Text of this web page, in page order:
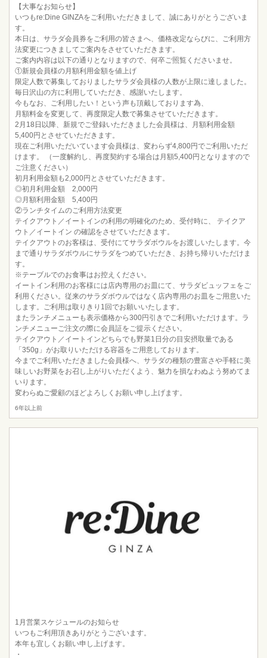
【大事なお知らせ】
いつもre:Dine GINZAをご利用いただきまして、誠にありがとうございま
す。
本日は、サラダ会員券をご利用の皆さまへ、価格改定ならびに、ご利用方
法変更につきましてご案内をさせていただきます。
ご案内内容は以下の通りとなりますので、何卒ご照覧くださいませ。
①新規会員様の月額利用金額を値上げ
限定人数で募集しておりましたサラダ会員様の人数が上限に達しました。
毎日沢山の方に利用していただき、感謝いたします。
今もなお、ご利用したい！という声も頂戴しております為、
月額料金を変更して、再度限定人数で募集させていただきます。
2月18日以降、新規でご登録いただきました会員様は、月額利用金額
5,400円とさせていただきます。
現在ご利用いただいています会員様は、変わらず4,800円でご利用いただ
けます。 （一度解約し、再度契約する場合は月額5,400円となりますので
ご注意ください）
初月利用金額も2,000円とさせていただきます。
◎初月利用金額 2,000円
◎月額利用金額 5,400円
②ランチタイムのご利用方法変更
テイクアウト／イートインの利用の明確化のため、受付時に、 テイクア
ウト／イートイン の確認をさせていただきます。
テイクアウトのお客様は、受付にてサラダボウルをお渡しいたします。今
まで通りサラダボウルにサラダをつめていただき、お持ち帰りいただけま
す。
※テーブルでのお食事はお控えください。
イートイン利用のお客様には店内専用のお皿にて、サラダビュッフェをご
利用ください。従来のサラダボウルではなく店内専用のお皿をご用意いた
します。ご利用は取りきり1回でお願いいたします。
またランチメニューも表示価格から300円引きでご利用いただけます。ラ
ンチメニューご注文の際に会員証をご提示ください。
テイクアウト／イートインどちらでも野菜1日分の目安摂取量である
「350g」がお取りいただける容器をご用意しております。
今までご利用いただきました会員様へ、サラダの種類の豊富さや手軽に美
味しいお野菜をお召し上がりいただくよう、魅力を損なわぬよう努めてま
いります。
変わらぬご愛顧のほどよろしくお願い申し上げます。
6年以上前
1月営業スケジュールのお知らせ
いつもご利用頂きありがとうございます。
本年も宜しくお願い申し上げます。
・